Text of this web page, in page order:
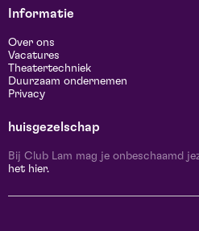
Informatie
Over ons
Vacatures
Theatertechniek
Duurzaam ondernemen
Privacy
huisgezelschap
Bij Club Lam mag je onbeschaamd
het hier.